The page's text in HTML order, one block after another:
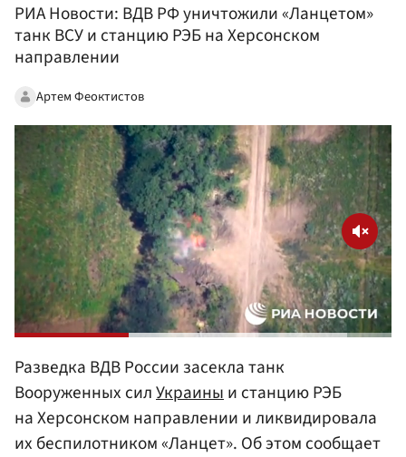
РИА Новости: ВДВ РФ уничтожили «Ланцетом»
танк ВСУ и станцию РЭБ на Херсонском
направлении
Артем Феоктистов
Разведка ВДВ России засекла танк
Вооруженных силУкраиныи станцию РЭБ
на Херсонском направлении и ликвидировала
их беспилотником «Ланцет». Об этом сообщает